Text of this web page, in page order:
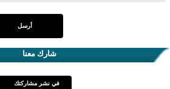
شارك معنا
في نشر مشاركتك